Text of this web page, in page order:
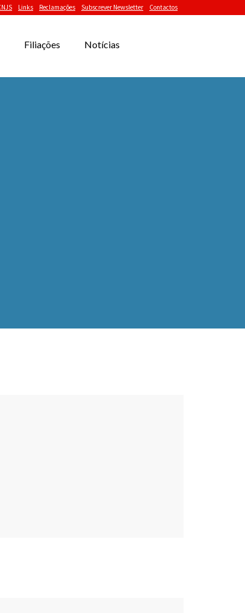
Links Reclamações Subscrever Newsletter Contactos
Filiações Notícias